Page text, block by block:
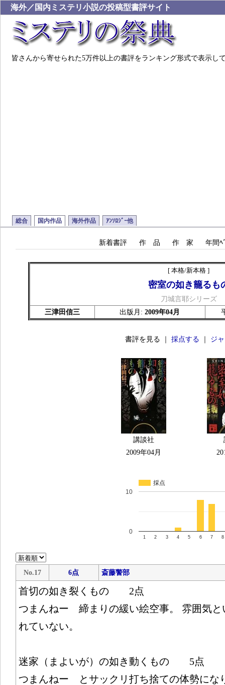
海外／国内ミステリ小説の投稿型書評サイト
皆さんから寄せられた5万件以上の書評をランキング形式で表示し
総合 国内作品 海外作品 ｱﾝｿﾛｼﾞｰ他
新着書評 作 品 作 家 年間ﾍ
[ 本格/新本格 ]
密室の如き籠るも
刀城言耶シリーズ
三津田信三
出版月: 2009年04月
書評を見る ｜ 採点する ジ
講談社
2009年04月
採点
1 2 3 4 5 6 7 8
0
10
No.17 6点 斎藤警部
首切の如き裂くもの 2点
つまんねー 締まりの緩い絵空事。 雰囲気と
れていない。
迷家（まよいが）の如き動くもの 5点
つまんねー とサックリ打ち捨ての体勢にな